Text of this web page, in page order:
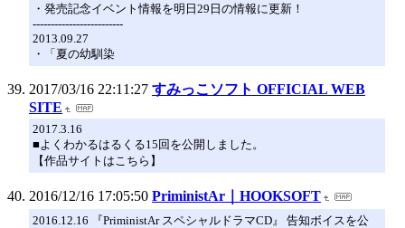
・発売記念イベント情報を明日29日の情報に更新！
-------------------------
2013.09.27
・「夏の幼馴染
2017/03/16 22:11:27 すみっこソフト OFFICIAL WEB
SITE
2017.3.16
■よくわかるはるくる15回を公開しました。
【作品サイトはこちら】
2016/12/16 17:05:50 PriministAr｜HOOKSOFT
2016.12.16 『PriministAr スペシャルドラマCD』 告知ボイスを公